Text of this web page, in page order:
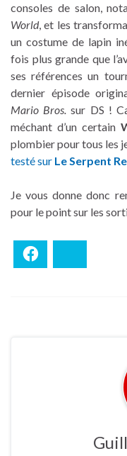
consoles de salon,
World, et les
un costume de lapin
fois plus grande que
ses références un
dernier épisode
Mario Bros. sur DS !
méchant d’un certain
plombier pour tous les
testé sur Le Serpent
Je vous donne donc
pour le point sur les